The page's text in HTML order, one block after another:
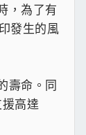
，為了有
發生的風
壽命。同
高達